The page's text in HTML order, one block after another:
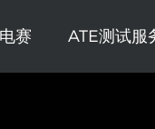
赛 ATE测试服